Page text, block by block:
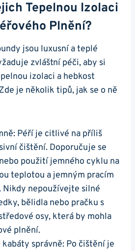
Tepelnou Izolaci
Plnění?
jsou luxusní a teplé
zvláštní péči, aby si
izolaci a hebkost
je několik tipů, jak se o ně
Péří je citlivé na příliš
čištění. Doporučuje se
použití jemného cyklu na
teplotou a jemným pracím
Nikdy nepoužívejte silné
bělidla nebo pračku s
osy, která by mohla
plnění.
správně: Po čištění je